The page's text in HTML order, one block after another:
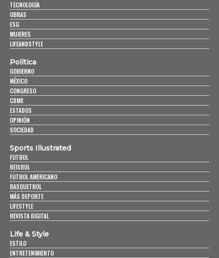
TECNOLOGÍA
OBRAS
ESG
MUJERES
LIFEANDSTYLE
Política
GOBIERNO
MÉXICO
CONGRESO
CDMX
ESTADOS
OPINIÓN
SOCIEDAD
Sports Illustrated
FUTBOL
BEISBOL
FUTBOL AMERICANO
BASQUETBOL
MÁS DEPORTE
LIFESTYLE
REVISTA DIGITAL
Life & Style
ESTILO
ENTRETENIMIENTO